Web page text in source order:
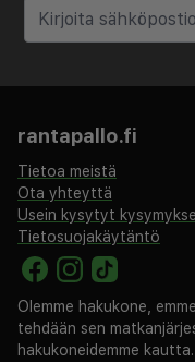
rantapallo.fi
Tietoa meistä
Ota yhteyttä
Usein kysytyt
Tietosuojakäytäntö
Olemme hakukone,
tehdään sen
hakukoneidemme kautta.